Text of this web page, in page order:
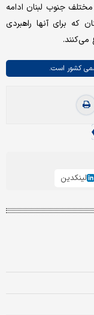
جنوب لبنان ادامه
برای آنها راهبردی
می‌کنند.
کشور است.
لینکدین